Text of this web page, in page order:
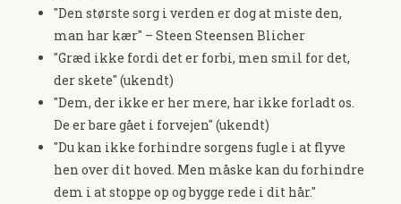
"Den største sorg i verden er dog at miste den,
man har kær" – Steen Steensen Blicher
"Græd ikke fordi det er forbi, men smil for det,
der skete" (ukendt)
"Dem, der ikke er her mere, har ikke forladt os.
De er bare gået i forvejen" (ukendt)
"Du kan ikke forhindre sorgens fugle i at flyve
hen over dit hoved. Men måske kan du forhindre
dem i at stoppe op og bygge rede i dit hår."